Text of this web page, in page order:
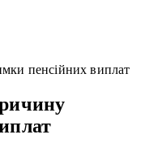
пенсійних виплат